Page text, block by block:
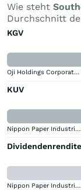
Wie steht
Durchschnitt
KGV
Oji Holdings Corporation
KUV
Nippon Paper Industries
Nippon Paper Industries